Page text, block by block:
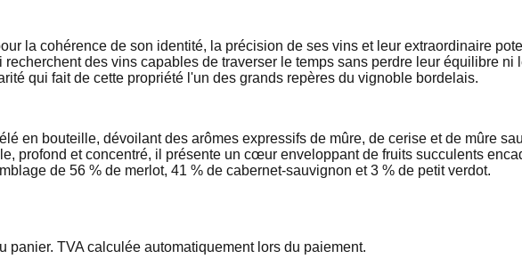
la cohérence de son identité, la précision de ses vins et leur extraordinaire
des vins capables de traverser le temps sans perdre leur équilibre
qui fait de cette propriété l'un des grands repères du vignoble bordelais.
en bouteille, dévoilant des arômes expressifs de mûre, de cerise et de mûre
profond et concentré, il présente un cœur enveloppant de fruits succulents
de 56 % de merlot, 41 % de cabernet-sauvignon et 3 % de petit verdot.
panier. TVA calculée automatiquement lors du paiement.